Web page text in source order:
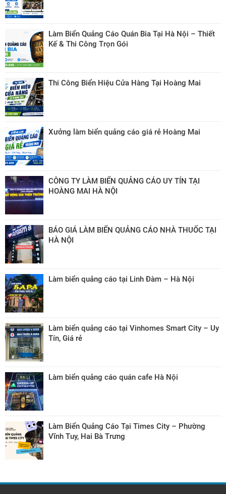
Làm Biển Quảng Cáo Quán Bia Tại Hà Nội – Thiết
Kế & Thi Công Trọn Gói
Thi Công Biển Hiệu Cửa Hàng Tại Hoàng Mai
Xưởng làm biển quảng cáo giá rẻ Hoàng Mai
CÔNG TY LÀM BIỂN QUẢNG CÁO UY TÍN TẠI
HOÀNG MAI HÀ NỘI
BÁO GIÁ LÀM BIỂN QUẢNG CÁO NHÀ THUỐC TẠI
HÀ NỘI
Làm biển quảng cáo tại Linh Đàm – Hà Nội
Làm biển quảng cáo tại Vinhomes Smart City – Uy
Tín, Giá rẻ
Làm biển quảng cáo quán cafe Hà Nội
Làm Biển Quảng Cáo Tại Times City – Phường
Vĩnh Tuy, Hai Bà Trưng